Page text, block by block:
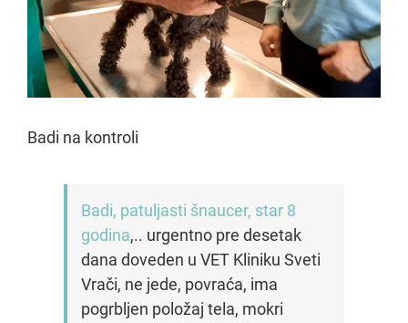
Badi na kontroli
Badi, patuljasti šnaucer, star 8
godina,.. urgentno pre desetak
dana doveden u VET Kliniku Sveti
Vrači, ne jede, povraća, ima
pogrbljen položaj tela, mokri